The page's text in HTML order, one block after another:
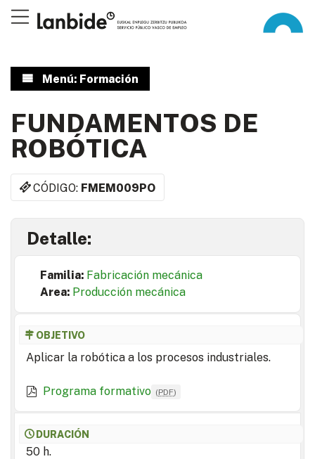
Menú: Formación
FUNDAMENTOS DE
ROBÓTICA
CÓDIGO: FMEM009PO
Detalle:
Familia: Fabricación mecánica
Area: Producción mecánica
OBJETIVO
Aplicar la robótica a los procesos industriales.
Programa formativo (PDF)
DURACIÓN
50 h.